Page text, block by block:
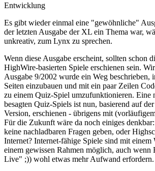
Entwicklung
Es gibt wieder einmal eine "gewöhnliche"
der letzten Ausgabe der XL ein Thema war,
unkreativ, zum Lynx zu sprechen.
Wenn diese Ausgabe erscheint, sollten schon
HighWire-basierten Spiele erschienen sein.
Ausgabe 9/2002 wurde ein Weg beschrieben,
Seiten einzubauen und mit ein paar Zeilen
zu einem Quiz-Spiel umzufunktionieren. Eine
besagten Quiz-Spiels ist nun, basierend auf
Version, erschienen - übrigens mit
Für die Zukunft wäre da noch einiges
keine nachladbaren Fragen geben, oder
Internet? Internet-fähige Spiele sind mit einem
einem gewissen Rahmen möglich, auch
Live" ;)) wohl etwas mehr Aufwand erfordern.